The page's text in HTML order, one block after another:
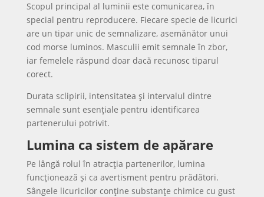
Scopul principal al luminii este comunicarea, în
special pentru reproducere. Fiecare specie de licurici
are un tipar unic de semnalizare, asemănător unui
cod morse luminos. Masculii emit semnale în zbor,
iar femelele răspund doar dacă recunosc tiparul
corect.
Durata sclipirii, intensitatea și intervalul dintre
semnale sunt esențiale pentru identificarea
partenerului potrivit.
Lumina ca sistem de apărare
Pe lângă rolul în atracția partenerilor, lumina
funcționează și ca avertisment pentru prădători.
Sângele licuricilor conține substanțe chimice cu gust